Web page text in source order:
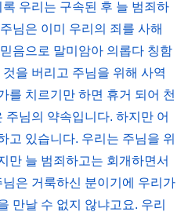
사탄과 마찬가지로 더는
후의 인류 가운데 더는 이
않는다. 이 부류의 사람들
어갈 자격이 없고 하나님
식의 날에 들어갈 자격도
벌받을 대상이고 악한 자이
.』
≪말씀이 육신으로 나타남ㆍ
에 들어갈 것이다≫에서 발췌
우리는 구속된 후 늘 범죄하
님은 이미 우리의 죄를 사해
음으로 말미암아 의롭다 칭함
을 버리고 주님을 위해 사역
를 치르기만 하면 휴거 되어 천
주님의 약속입니다. 하지만 어
고 있습니다. 우리는 주님을 위
만 늘 범죄하고는 회개하면서
은 거룩하신 분이기에 우리가
만날 수 없지 않냐고요. 우리